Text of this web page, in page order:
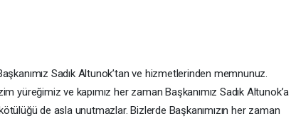
Sadık Altunok’tan ve hizmetlerinden memnunuz.
yüreğimiz ve kapımız her zaman Başkanımız Sadık Altunok’a
de asla unutmazlar. Bizlerde Başkanımızın her zaman